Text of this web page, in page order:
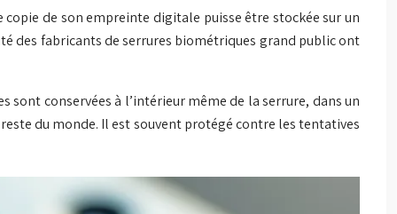
copie de son empreinte digitale puisse être stockée sur un
des fabricants de serrures biométriques grand public ont
conservées à l’intérieur même de la serrure, dans un
du monde. Il est souvent protégé contre les tentatives